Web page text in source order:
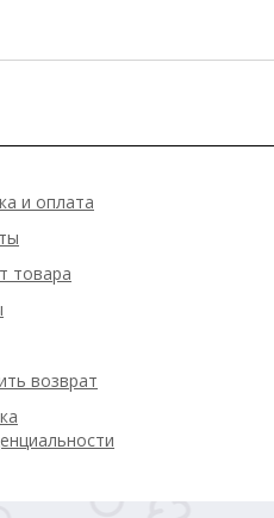
и оплата
товара
возврат